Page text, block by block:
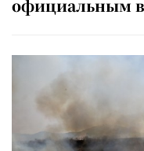
официальным